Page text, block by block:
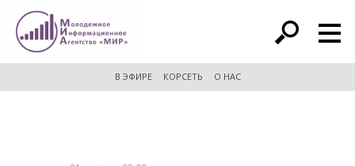
расширенный поиск
В ЭФИРЕ КОРСЕТЬ О НАС